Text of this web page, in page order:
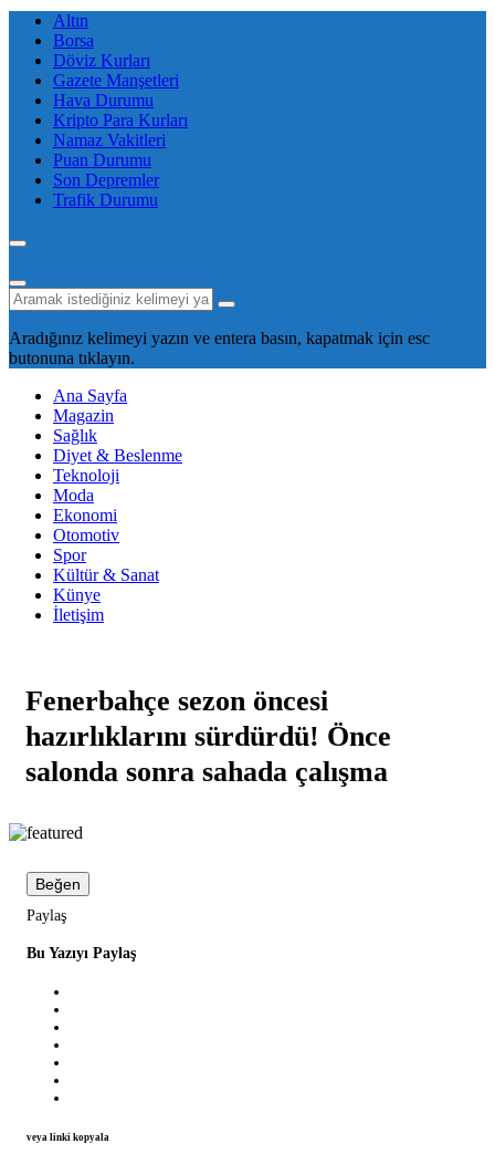
Altın
Borsa
Döviz Kurları
Gazete Manşetleri
Hava Durumu
Kripto Para Kurları
Namaz Vakitleri
Puan Durumu
Son Depremler
Trafik Durumu
Aradığınız kelimeyi yazın ve entera basın, kapatmak için esc
butonuna tıklayın.
Ana Sayfa
Magazin
Sağlık
Diyet & Beslenme
Teknoloji
Moda
Ekonomi
Otomotiv
Spor
Kültür & Sanat
Künye
İletişim
Fenerbahçe sezon öncesi
hazırlıklarını sürdürdü! Önce
salonda sonra sahada çalışma
Beğen
Paylaş
Bu Yazıyı Paylaş
veya linki kopyala